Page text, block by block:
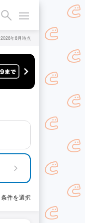
2026年8月時点
条件を選択